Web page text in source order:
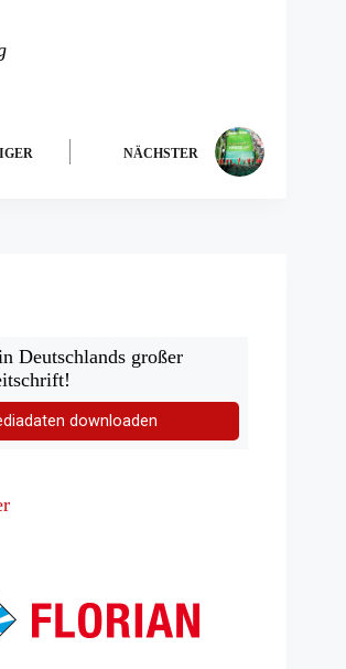
NÄCHSTER
Deutschlands großer
downloaden